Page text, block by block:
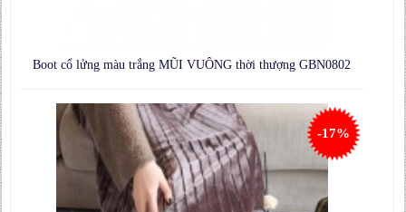
Boot cổ lửng màu trắng MŨI VUÔNG thời thượng GBN0802
-17%